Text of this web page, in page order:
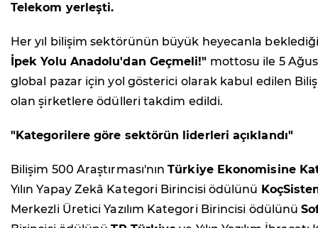
Telekom yerleşti.
Her yıl bilişim sektörünün büyük heyecanla
İpek Yolu Anadolu'dan Geçmeli!" mottosu ile 5
global pazar için yol gösterici olarak kabul edilen
olan şirketlere ödülleri takdim edildi.
"Kategorilere göre sektörün liderleri açıklandı"
Bilişim 500 Araştırması'nınTürkiye Ekonomisine
Yılın Yapay Zekâ Kategori Birincisi ödülünü
Merkezli Üretici Yazılım Kategori Birincisi ödülünü